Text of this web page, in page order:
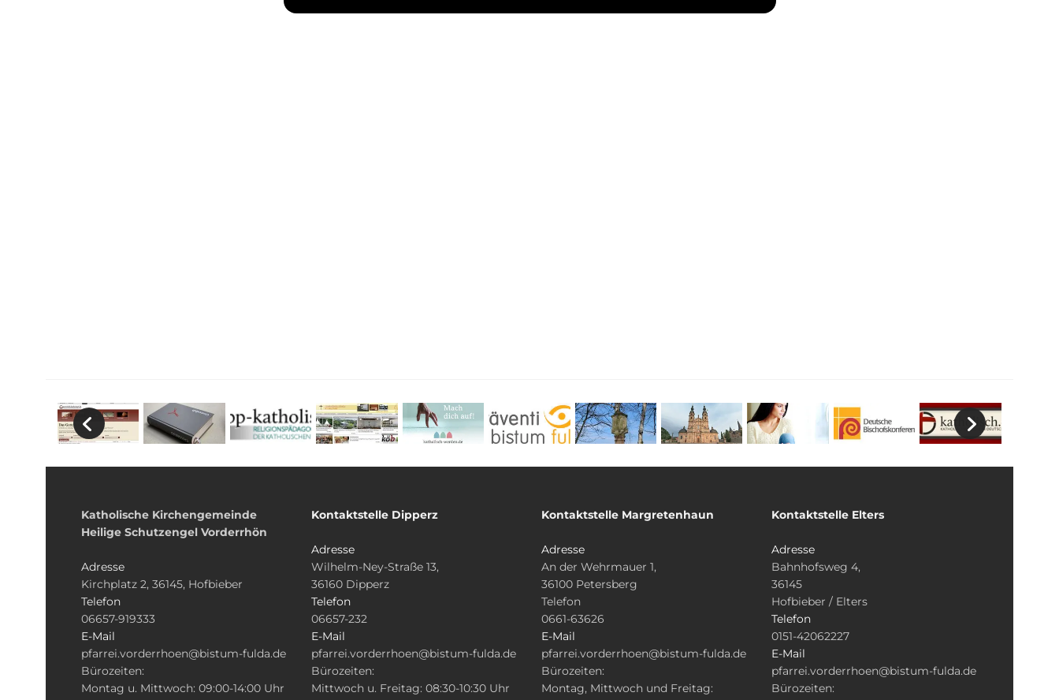
Katholische Kirchengemeinde
Heilige Schutzengel Vorderrhön
Adresse
Kirchplatz 2, 36145, Hofbieber
Telefon
06657-919333
E-Mail
pfarrei.vorderrhoen@bistum-fulda.de
Bürozeiten:
Montag u. Mittwoch: 09:00-14:00 Uhr
Kontaktstelle Dipperz
Adresse
Wilhelm-Ney-Straße 13,
36160 Dipperz
Telefon
06657-232
E-Mail
pfarrei.vorderrhoen@bistum-fulda.de
Bürozeiten:
Mittwoch u. Freitag: 08:30-10:30 Uhr
Kontaktstelle Margretenhaun
Adresse
An der Wehrmauer 1,
36100 Petersberg
Telefon
0661-63626
E-Mail
pfarrei.vorderrhoen@bistum-fulda.de
Bürozeiten:
Montag, Mittwoch und Freitag:
Kontaktstelle Elters
Adresse
Bahnhofsweg 4,
36145
Hofbieber / Elters
Telefon
0151-42062227
E-Mail
pfarrei.vorderrhoen@bistum-fulda.de
Bürozeiten: